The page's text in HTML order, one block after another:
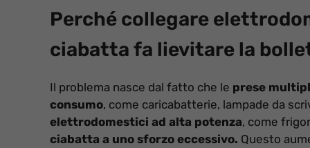
Perché collegare
ciabatta fa lievitare la
Il problema nasce dal fatto che le prese
consumo, come caricabatterie, lampade da
elettrodomestici ad alta potenza, come
ciabatta a uno sforzo eccessivo. Questo